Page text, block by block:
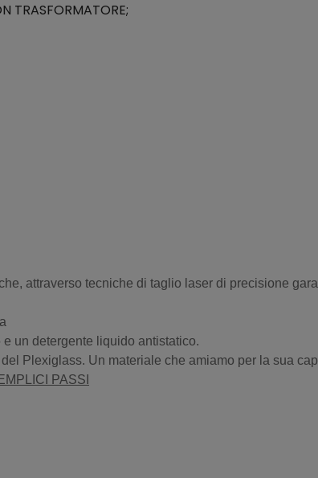
attraverso tecniche di taglio laser di precisione
un detergente liquido antistatico.
Plexiglass. Un materiale che amiamo per la sua
PASSI